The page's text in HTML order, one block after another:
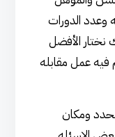
وعدد الدورات
نختار الأفضل
فيه عمل مقابله
ومكان